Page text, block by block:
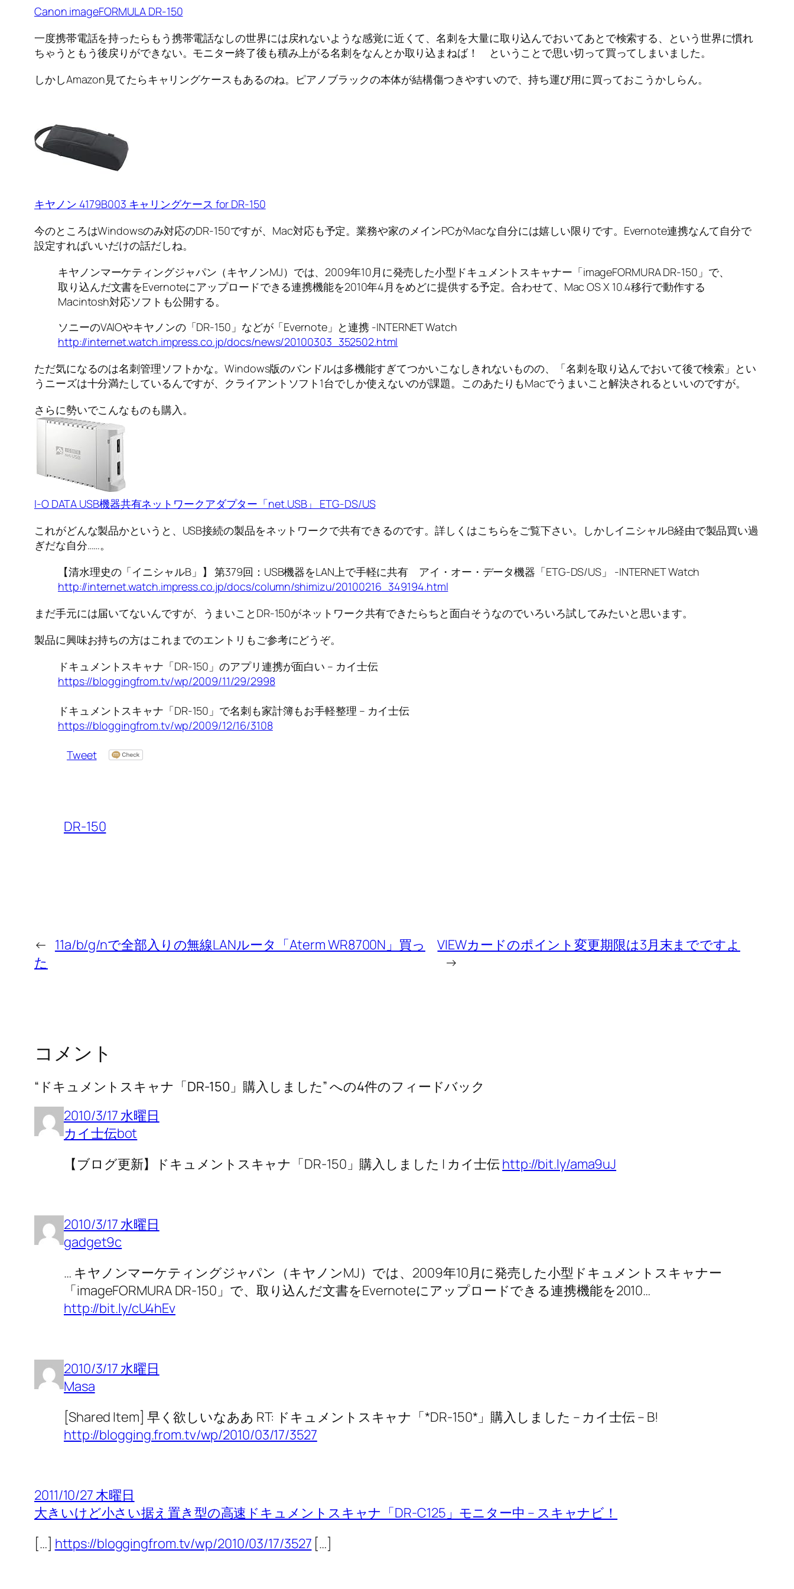
Canon imageFORMULA DR-150
一度携帯電話を持ったらもう携帯電話なしの世界には戻れないような感覚に近くて、名刺を大量に取り込んでおいてあとで検索する、という世界に慣れ
ちゃうともう後戻りができない。モニター終了後も積み上がる名刺をなんとか取り込まねば！ ということで思い切って買ってしまいました。
しかしAmazon見てたらキャリングケースもあるのね。ピアノブラックの本体が結構傷つきやすいので、持ち運び用に買っておこうかしらん。
キヤノン 4179B003 キャリングケース for DR-150
今のところはWindowsのみ対応のDR-150ですが、Mac対応も予定。業務や家のメインPCがMacな自分には嬉しい限りです。Evernote連携なんて自分で
設定すればいいだけの話だしね。
キヤノンマーケティングジャパン（キヤノンMJ）では、2009年10月に発売した小型ドキュメントスキャナー「imageFORMURA DR-150」で、
取り込んだ文書をEvernoteにアップロードできる連携機能を2010年4月をめどに提供する予定。合わせて、Mac OS X 10.4移行で動作する
Macintosh対応ソフトも公開する。
ソニーのVAIOやキヤノンの「DR-150」などが「Evernote」と連携 -INTERNET Watch
http://internet.watch.impress.co.jp/docs/news/20100303_352502.html
ただ気になるのは名刺管理ソフトかな。Windows版のバンドルは多機能すぎてつかいこなしきれないものの、「名刺を取り込んでおいて後で検索」とい
うニーズは十分満たしているんですが、クライアントソフト1台でしか使えないのが課題。このあたりもMacでうまいこと解決されるといいのですが。
さらに勢いでこんなものも購入。
I-O DATA USB機器共有ネットワークアダプター「net.USB」 ETG-DS/US
これがどんな製品かというと、USB接続の製品をネットワークで共有できるのです。詳しくはこちらをご覧下さい。しかしイニシャルB経由で製品買い過
ぎだな自分……。
【清水理史の「イニシャルB」】 第379回：USB機器をLAN上で手軽に共有 アイ・オー・データ機器「ETG-DS/US」 -INTERNET Watch
http://internet.watch.impress.co.jp/docs/column/shimizu/20100216_349194.html
まだ手元には届いてないんですが、うまいことDR-150がネットワーク共有できたらちと面白そうなのでいろいろ試してみたいと思います。
製品に興味お持ちの方はこれまでのエントリもご参考にどうぞ。
ドキュメントスキャナ「DR-150」のアプリ連携が面白い – カイ士伝
https://bloggingfrom.tv/wp/2009/11/29/2998
ドキュメントスキャナ「DR-150」で名刺も家計簿もお手軽整理 – カイ士伝
https://bloggingfrom.tv/wp/2009/12/16/3108
Tweet
DR-150
← 11a/b/g/nで全部入りの無線LANルータ「Aterm WR8700N」買っ
た
VIEWカードのポイント変更期限は3月末までですよ
→
コメント
“ドキュメントスキャナ「DR-150」購入しました” への4件のフィードバック
2010/3/17 水曜日
カイ士伝bot
【ブログ更新】ドキュメントスキャナ「DR-150」購入しました | カイ士伝http://bit.ly/ama9uJ
2010/3/17 水曜日
gadget9c
… キヤノンマーケティングジャパン（キヤノンMJ）では、2009年10月に発売した小型ドキュメントスキャナー
「imageFORMURA DR-150」で、取り込んだ文書をEvernoteにアップロードできる連携機能を2010…
http://bit.ly/cU4hEv
2010/3/17 水曜日
Masa
[Shared Item] 早く欲しいなああ RT: ドキュメントスキャナ「*DR-150*」購入しました – カイ士伝 – B!
http://blogging.from.tv/wp/2010/03/17/3527
2011/10/27 木曜日
大きいけど小さい据え置き型の高速ドキュメントスキャナ「DR-C125」モニター中 – スキャナビ！
[…] https://bloggingfrom.tv/wp/2010/03/17/3527 […]